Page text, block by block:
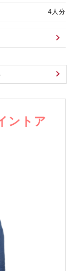
4人分
ントア